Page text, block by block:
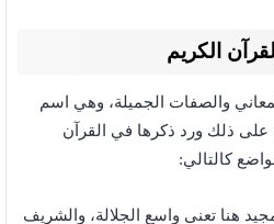
الكريم
والصفات الجميلة، وهي اسم
على ذلك ورد ذكرها في القرآن
كالتالي:
هنا تعني واسع الجلالة، والشريف